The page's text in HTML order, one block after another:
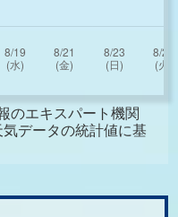
のエキスパート機関
データの統計値に基